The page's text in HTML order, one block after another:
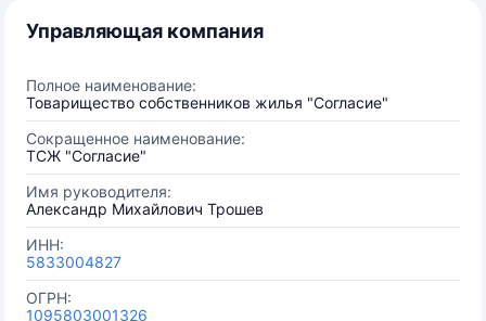
Управляющая компания
Полное наименование:
Товарищество собственников жилья "Согласие"
Сокращенное наименование:
ТСЖ "Согласие"
Имя руководителя:
Александр Михайлович Трошев
ИНН:
5833004827
ОГРН:
1095803001326